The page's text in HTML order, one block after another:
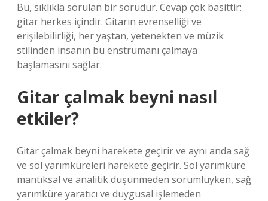
Bu, sıklıkla sorulan bir sorudur. Cevap çok basittir:
gitar herkes içindir. Gitarın evrenselliği ve
erişilebilirliği, her yaştan, yetenekten ve müzik
stilinden insanın bu enstrümanı çalmaya
başlamasını sağlar.
Gitar çalmak beyni nasıl
etkiler?
Gitar çalmak beyni harekete geçirir ve aynı anda sağ
ve sol yarımküreleri harekete geçirir. Sol yarımküre
mantıksal ve analitik düşünmeden sorumluyken, sağ
yarımküre yaratıcı ve duygusal işlemeden